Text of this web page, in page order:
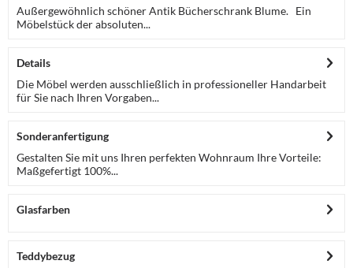
Außergewöhnlich schöner Antik Bücherschrank Blume. Ein
Möbelstück der absoluten...
Details
Die Möbel werden ausschließlich in professioneller Handarbeit
für Sie nach Ihren Vorgaben...
Sonderanfertigung
Gestalten Sie mit uns Ihren perfekten Wohnraum Ihre Vorteile:
Maßgefertigt 100%...
Glasfarben
Teddybezug